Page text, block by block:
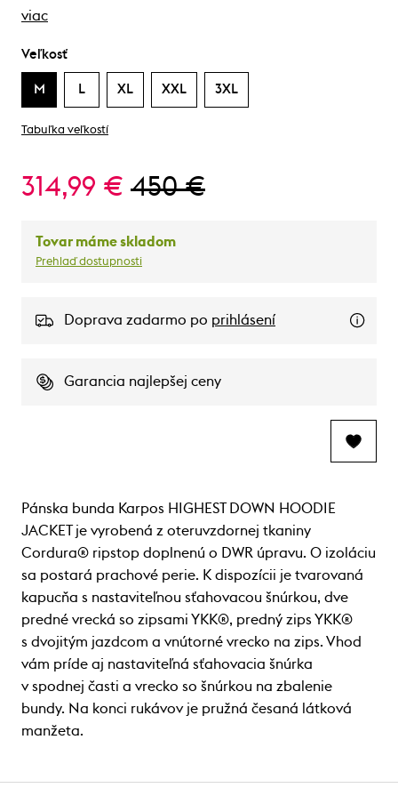
viac
Veľkosť
M L XL XXL 3XL
Tabuľka veľkostí
314,99 € 450 €
Tovar máme skladom
Prehlaď dostupnosti
Doprava zadarmo po prihlásení
Garancia najlepšej ceny
Pánska bunda Karpos HIGHEST DOWN HOODIE
JACKET je vyrobená z oteruvzdornej tkaniny
Cordura® ripstop doplnenú o DWR úpravu. O izoláciu
sa postará prachové perie. K dispozícii je tvarovaná
kapucňa s nastaviteľnou sťahovacou šnúrkou, dve
predné vrecká so zipsami YKK®, predný zips YKK®
s dvojitým jazdcom a vnútorné vrecko na zips. Vhod
vám príde aj nastaviteľná sťahovacia šnúrka
v spodnej časti a vrecko so šnúrkou na zbalenie
bundy. Na konci rukávov je pružná česaná látková
manžeta.